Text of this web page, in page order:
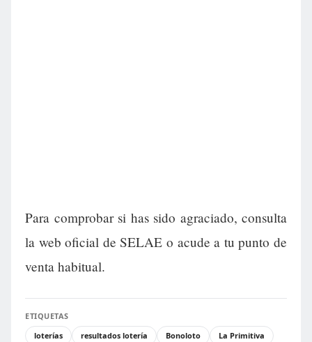
Para comprobar si has sido agraciado, consulta
la web oficial de SELAE o acude a tu punto de
venta habitual.
ETIQUETAS
loterías
resultados lotería Bonoloto La Primitiva